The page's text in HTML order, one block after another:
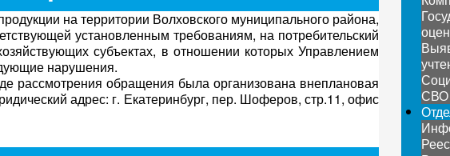
на территории Волховского муниципального района,
установленным требованиям, на потребительский
субъектах, в отношении которых Управлением
нарушения.
рассмотрения обращения была организована внеплановая
адрес: г. Екатеринбург, пер. Шоферов, стр.11, офис
СВО